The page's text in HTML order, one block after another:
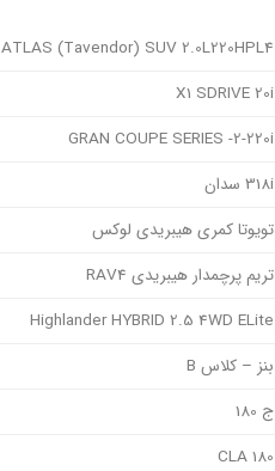
ATLAS (Tavendor) SUV 2.0L220HPL4
X1 SDRIVE 20i
GRAN COUPE SERIES -2-220i
318i سدان
تویوتا کمری هیبریدی لوکس
تریم پرچمدار هیبریدی RAV4
Highlander HYBRID 2.5 4WD ELite
بنز – کلاس B
ج 180
CLA 180